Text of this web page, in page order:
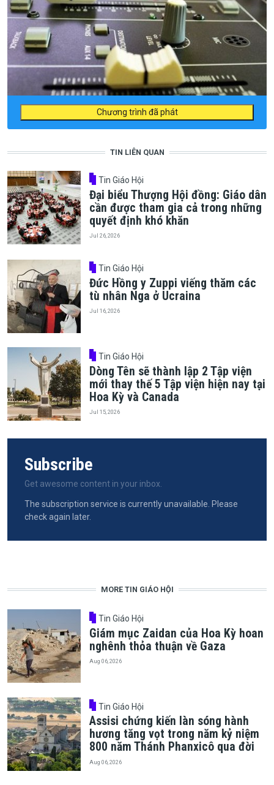
Chương trình đã phát
TIN LIÊN QUAN
Tin Giáo Hội
Đại biểu Thượng Hội đồng: Giáo dân
cần được tham gia cả trong những
quyết định khó khăn
Jul 26, 2026
Tin Giáo Hội
Đức Hồng y Zuppi viếng thăm các
tù nhân Nga ở Ucraina
Jul 16, 2026
Tin Giáo Hội
Dòng Tên sẽ thành lập 2 Tập viện
mới thay thế 5 Tập viện hiện nay tại
Hoa Kỳ và Canada
Jul 15, 2026
Subscribe
Get awesome content in your inbox.
The subscription service is currently unavailable. Please
check again later.
MORE TIN GIÁO HỘI
Tin Giáo Hội
Giám mục Zaidan của Hoa Kỳ hoan
nghênh thỏa thuận về Gaza
Aug 06, 2026
Tin Giáo Hội
Assisi chứng kiến làn sóng hành
hương tăng vọt trong năm kỷ niệm
800 năm Thánh Phanxicô qua đời
Aug 06, 2026